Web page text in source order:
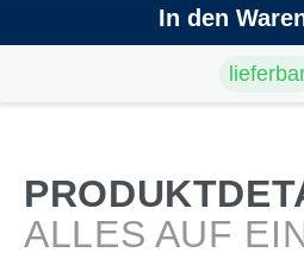
In den
ALLES AUF